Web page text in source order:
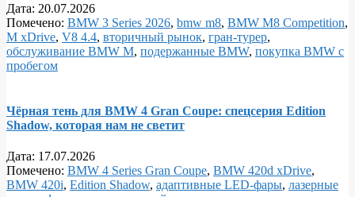
Дата: 20.07.2026
Помечено: BMW 3 Series 2026, bmw m8, BMW M8 Competition,
M xDrive, V8 4.4, вторичный рынок, гран‑турер,
обслуживание BMW M, подержанные BMW, покупка BMW с
пробегом
Чёрная тень для BMW 4 Gran Coupe: спецсерия Edition
Shadow, которая нам не светит
Дата: 17.07.2026
Помечено: BMW 4 Series Gran Coupe, BMW 420d xDrive,
BMW 420i, Edition Shadow, адаптивные LED‑фары, лазерные